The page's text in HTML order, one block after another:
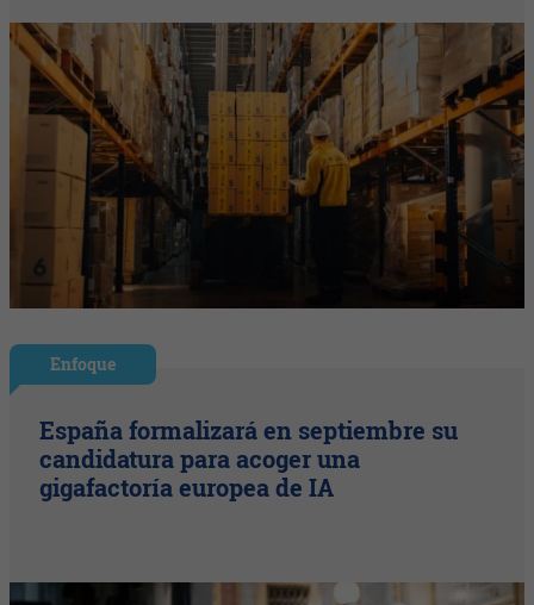
Enfoque
España formalizará en septiembre su
candidatura para acoger una
gigafactoría europea de IA